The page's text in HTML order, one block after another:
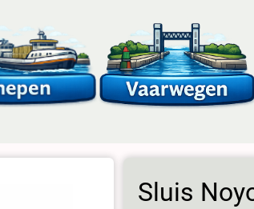
Sluis